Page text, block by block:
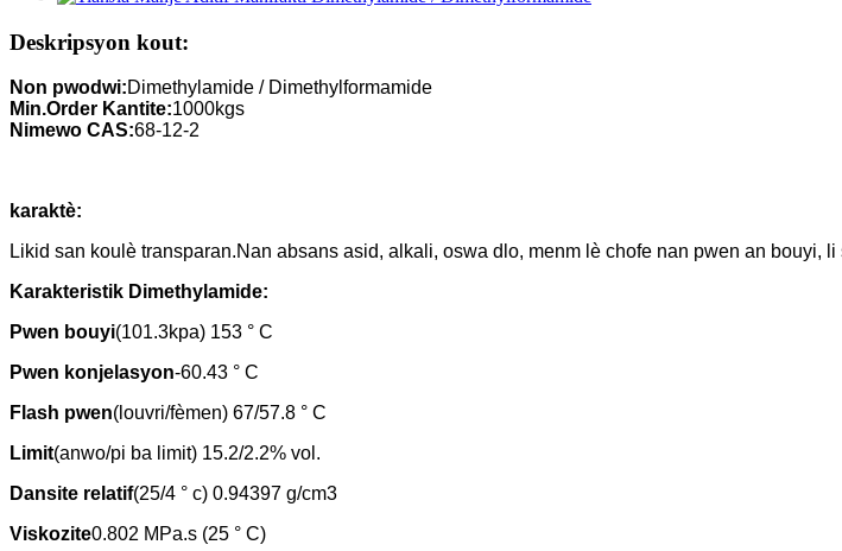
Deskripsyon kout:
Non pwodwi:Dimethylamide / Dimethylformamide
Min.Order Kantite:1000kgs
Nimewo CAS:68-12-2
karaktè:
Likid san koulè transparan.Nan absans asid, alkali, oswa dlo, menm lè chofe nan pwen an bouyi, li
Karakteristik Dimethylamide:
Pwen bouyi(101.3kpa) 153 ° C
Pwen konjelasyon-60.43 ° C
Flash pwen(louvri/fèmen) 67/57.8 ° C
Limit(anwo/pi ba limit) 15.2/2.2% vol.
Dansite relatif(25/4 ° c) 0.94397 g/cm3
Viskozite0.802 MPa.s (25 ° C)